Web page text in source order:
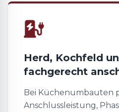
Herd, Kochfeld
fachgerecht
Bei Küchenumbauten
Anschlussleistung,